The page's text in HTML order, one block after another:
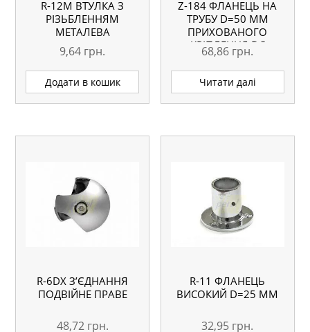
R-12M ВТУЛКА З
РІЗЬБЛЕННЯМ
МЕТАЛЕВА
9,64 грн.
Додати в кошик
Z-184 ФЛАНЕЦЬ НА
ТРУБУ D=50 ММ
ПРИХОВАНОГО
КРІПЛЕННЯ DC
68,86 грн.
Читати далі
R-6DX З’ЄДНАННЯ
ПОДВІЙНЕ ПРАВЕ
48,72 грн.
R-11 ФЛАНЕЦЬ
ВИСОКИЙ D=25 ММ
32,95 грн.